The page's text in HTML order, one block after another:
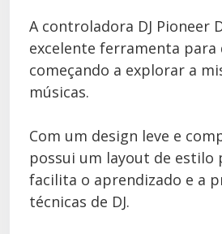
A controladora DJ Pioneer
excelente ferramenta para
começando a explorar a
músicas.
Com um design leve e
possui um layout de estilo
facilita o aprendizado e a
técnicas de DJ.